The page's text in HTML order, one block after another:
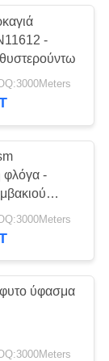
-
φλόγα -
ύφασμα